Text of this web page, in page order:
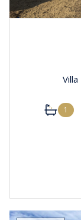
1